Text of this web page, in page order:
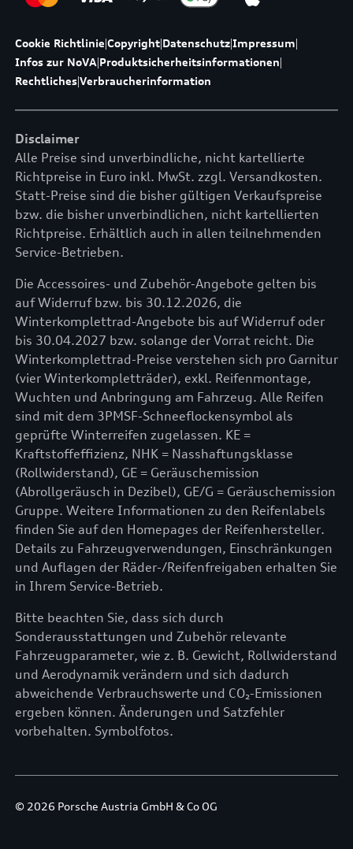
Cookie Richtlinie|Copyright|Datenschutz|Impressum|
Infos zur NoVA|Produktsicherheitsinformationen|
Rechtliches|Verbraucherinformation
Disclaimer
Alle Preise sind unverbindliche, nicht kartellierte
Richtpreise in Euro inkl. MwSt. zzgl. Versandkosten.
Statt-Preise sind die bisher gültigen Verkaufspreise
bzw. die bisher unverbindlichen, nicht kartellierten
Richtpreise. Erhältlich auch in allen teilnehmenden
Service-Betrieben.
Die Accessoires- und Zubehör-Angebote gelten bis
auf Widerruf bzw. bis 30.12.2026, die
Winterkomplettrad-Angebote bis auf Widerruf oder
bis 30.04.2027 bzw. solange der Vorrat reicht. Die
Winterkomplettrad-Preise verstehen sich pro Garnitur
(vier Winterkompletträder), exkl. Reifenmontage,
Wuchten und Anbringung am Fahrzeug. Alle Reifen
sind mit dem 3PMSF-Schneeflockensymbol als
geprüfte Winterreifen zugelassen. KE =
Kraftstoffeffizienz, NHK = Nasshaftungsklasse
(Rollwiderstand), GE = Geräuschemission
(Abrollgeräusch in Dezibel), GE/G = Geräuschemission
Gruppe. Weitere Informationen zu den Reifenlabels
finden Sie auf den Homepages der Reifenhersteller.
Details zu Fahrzeugverwendungen, Einschränkungen
und Auflagen der Räder-/Reifenfreigaben erhalten Sie
in Ihrem Service-Betrieb.
Bitte beachten Sie, dass sich durch
Sonderausstattungen und Zubehör relevante
Fahrzeugparameter, wie z. B. Gewicht, Rollwiderstand
und Aerodynamik verändern und sich dadurch
abweichende Verbrauchswerte und CO₂-Emissionen
ergeben können. Änderungen und Satzfehler
vorbehalten. Symbolfotos.
© 2026 Porsche Austria GmbH & Co OG